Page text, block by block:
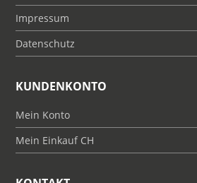
Impressum
Datenschutz
KUNDENKONTO
Mein Konto
Mein Einkauf CH